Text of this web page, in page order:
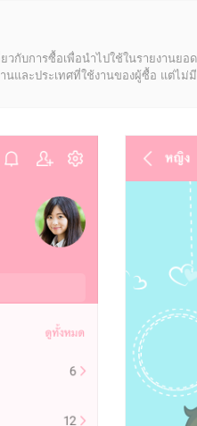
วกับการซื้อเพื่อนำไปใช้ในรายงานยอ
และประเทศที่ใช้งานของผู้ซื้อ แต่ไ